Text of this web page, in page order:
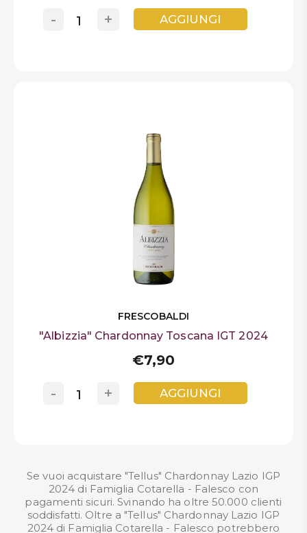
+
- AGGIUNGI
FRESCOBALDI
"Albizzia" Chardonnay Toscana IGT 2024
€7,90
+
- AGGIUNGI
Se vuoi acquistare "Tellus" Chardonnay Lazio IGP
2024 di Famiglia Cotarella - Falesco con
pagamenti sicuri. Svinando ha oltre 50.000 clienti
soddisfatti. Oltre a "Tellus" Chardonnay Lazio IGP
2024 di Famiglia Cotarella - Falesco potrebbero